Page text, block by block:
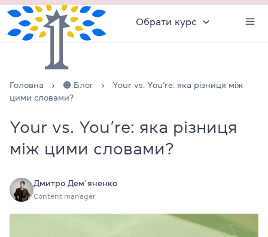
Обрати курс
Головна 🟠 Блог
Your vs. You’re: яка різниця між
цими словами?
Your vs. You’re: яка різниця
між цими словами?
Дмитро Демʼяненко
Content manager